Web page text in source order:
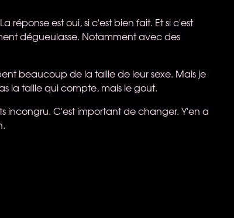
réponse est oui, si c'est bien fait. Et si c'est
dégueulasse. Notamment avec des
beaucoup de la taille de leur sexe. Mais je
la taille qui compte, mais le gout.
incongru. C'est important de changer. Y'en a